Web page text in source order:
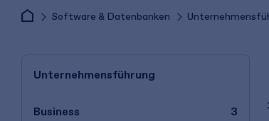
Software & Datenbanken
Unternehmensführung
Business 3